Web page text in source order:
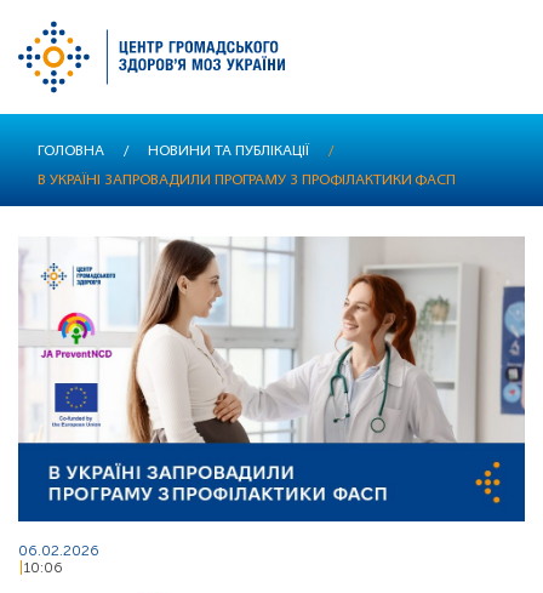
основного
ГОЛОВНА / НОВИНИ ТА ПУБЛІКАЦІЇ
/
В УКРАЇНІ ЗАПРОВАДИЛИ ПРОГРАМУ З ПРОФІЛАКТИКИ ФАСП
06.02.2026
10:06